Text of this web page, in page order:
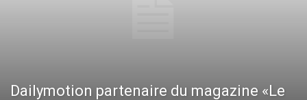
Dailymotion partenaire du magazine «Le